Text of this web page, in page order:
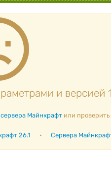
и версией
сервера Майнкрафтили проверить
26.1 • Сервера